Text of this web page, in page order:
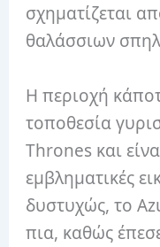
σχηματίζεται
θαλάσσιων
Η περιοχή
τοποθεσία
Thrones και
εμβληματικές
δυστυχώς, το
πια, καθώς